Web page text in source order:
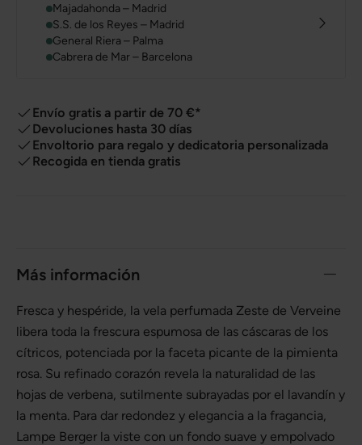
Majadahonda – Madrid
S.S. de los Reyes – Madrid
General Riera – Palma
Cabrera de Mar – Barcelona
Envío gratis a partir de 70 €*
Devoluciones hasta 30 días
Envoltorio para regalo y dedicatoria personalizada
Recogida en tienda gratis
Más información
Fresca y hespéride, la vela perfumada Zeste de Verveine
libera toda la frescura espumosa de las cáscaras de los
cítricos, potenciada por la faceta picante de la pimienta
rosa. Su refinado corazón revela la naturalidad de las
hojas de verbena, sutilmente subrayadas por el lavandín y
la menta. Para dar redondez y elegancia a la fragancia,
Lampe Berger la viste con un fondo suave y empolvado